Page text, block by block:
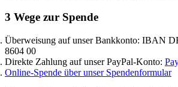
3 Wege zur Spende
Überweisung auf unser Bankkonto: IBAN
8604 00
Direkte Zahlung auf unser PayPal-Konto:
Online-Spende über unser Spendenformular